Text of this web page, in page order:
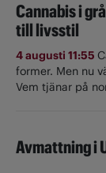
Cannabis i
till livsstil
4 augusti 11:55
former. Men nu
Vem tjänar på
Avmattning i